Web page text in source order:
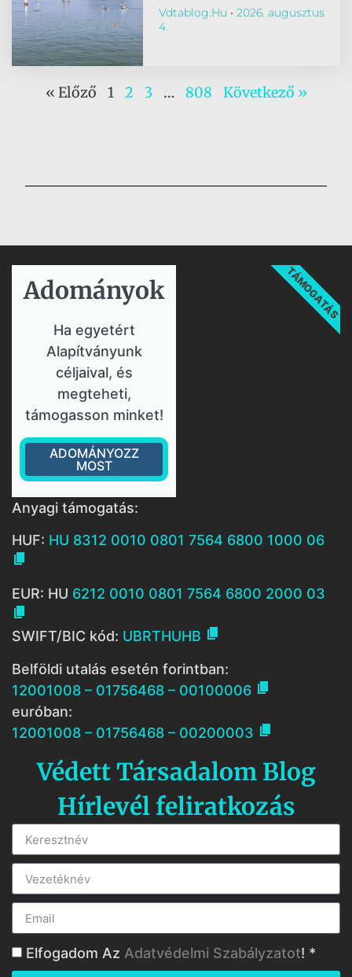
Vdtablog.hu
2026. augusztus
4.
« Előző 1 2 3 … 808 Következő »
Adományok​
Ha egyetért
Alapítványunk
céljaival, és
megteheti,
támogasson minket!
ADOMÁNYOZZ
MOST
TÁMOGATÁS
Anyagi támogatás:
HUF: HU 8312 0010 0801 7564 6800 1000 06

EUR: HU 6212 0010 0801 7564 6800 2000 03

SWIFT/BIC kód: UBRTHUHB 
Belföldi utalás esetén forintban:
12001008 – 01756468 – 00100006 
euróban:
12001008 – 01756468 – 00200003 
Védett Társadalom Blog
Hírlevél feliratkozás
Elfogadom Az Adatvédelmi Szabályzatot! *